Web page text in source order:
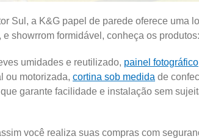
Sul, a K&G papel de parede oferece uma
showrrom formidável, conheça os produtos:
umidades e reutilizado, painel fotográfico
ou motorizada, cortina sob medida de
que garante facilidade e instalação sem
você realiza suas compras com